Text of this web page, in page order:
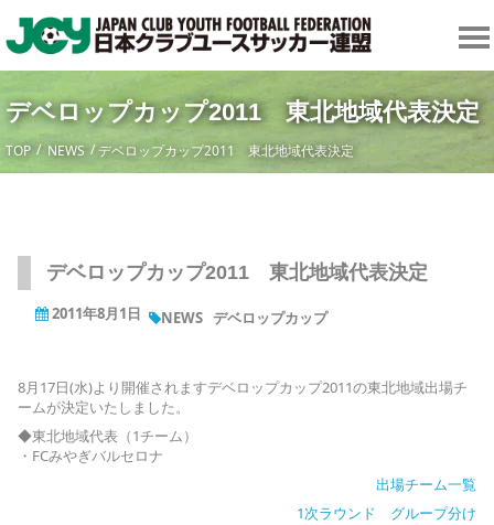
デベロップカップ2011 東北地域代表決定
TOP NEWS デベロップカップ2011 東北地域代表決定
デベロップカップ2011 東北地域代表決定
2011年8月1日 NEWS デベロップカップ
8月17日(水)より開催されますデベロップカップ2011の東北地域出場チ
ームが決定いたしました。
◆東北地域代表（1チーム）
・FCみやぎバルセロナ
出場チーム一覧
1次ラウンド グループ分け